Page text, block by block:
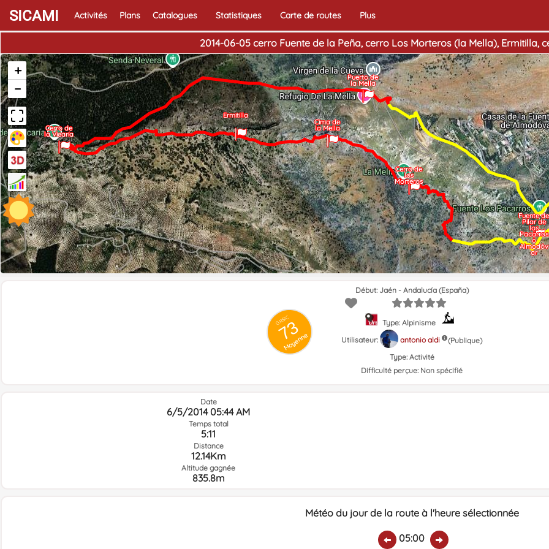
SICAMI Activités Plans Catalogues Statistiques Carte de routes Plus
2014-06-05 cerro Fuente de la Peña, cerro Los Morteros (la Mella), Ermitilla,
Fuente de
Pilar de
los
Pacarros
o
Almodóv
ar
Puerto de
la Mella
Cima de
la Mella
Cerro de
los
Morteros
Ermitilla
Cerro de
la Vicaría
+
−
GRSIC
73
Moyenne
Début: Jaén - Andalucía (España)
Type: Alpinisme
Utilisateur:
antonio aldi
(Publique)
Type: Activité
Difficulté perçue: Non spécifié
Date
6/5/2014 05:44 AM
Temps total
5:11
Distance
12.14Km
Altitude gagnée
835.8m
Météo du jour de la route à l'heure sélectionnée
05:00